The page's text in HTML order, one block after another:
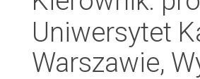
Uniwersytet
Warszawie,